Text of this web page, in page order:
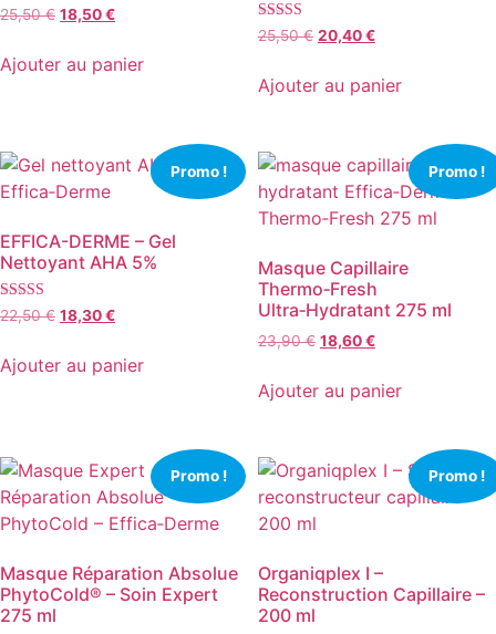
Note
4.72
25,50€ Le
initial
était :
18,50€Le
actuel
Ajouter au panier
Note
4.19
25,50€ Le
initial
était :
20,40€Le
actuel
Ajouter au panier
Promo !
EFFICA-DERME – Gel
Nettoyant AHA 5%
Note
4.63
22,50€ Le
initial
était :
18,30€Le
actuel
Ajouter au panier
Promo !
Masque Capillaire
Thermo‑Fresh
Ultra‑Hydratant 275 ml
23,90€ Le
initial
était :
18,60€Le
actuel
Ajouter au panier
Promo !
Masque Réparation Absolue
PhytoCold® – Soin Expert
275 ml
Promo !
Organiqplex I –
Reconstruction Capillaire –
200 ml